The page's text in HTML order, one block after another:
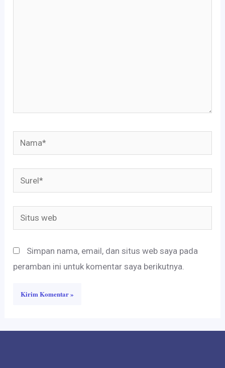
Nama*
Surel*
Situs
web
Simpan nama, email, dan situs web saya pada
peramban ini untuk komentar saya berikutnya.